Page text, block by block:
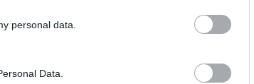
personal data.
Data.
Πιστοποίηση Υπολογιστών σε 2